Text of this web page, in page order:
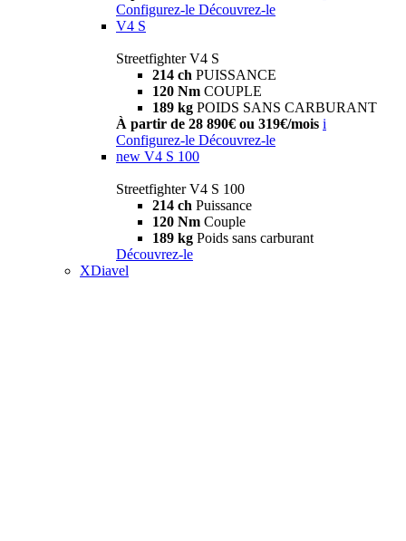
Configurez-le Découvrez-le
V4 S
Streetfighter V4 S
214 ch PUISSANCE
120 Nm COUPLE
189 kg POIDS SANS CARBURANT
À partir de 28 890€ ou 319€/mois i
Configurez-le Découvrez-le
new V4 S 100
Streetfighter V4 S 100
214 ch Puissance
120 Nm Couple
189 kg Poids sans carburant
Découvrez-le
XDiavel